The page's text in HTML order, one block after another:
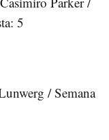
5
/ Semana